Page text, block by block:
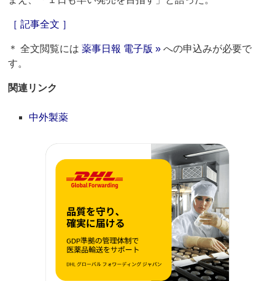
［ 記事全文 ］
＊ 全文閲覧には薬事日報 電子版 » への申込みが必要で
す。
関連リンク
中外製薬